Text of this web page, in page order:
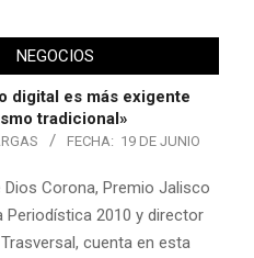
NEGOCIOS
digital es más exigente
tradicional»
FECHA: 19 DE JUNIO
Dios Corona, Premio Jalisco
Periodística 2010 y director
cuenta en esta